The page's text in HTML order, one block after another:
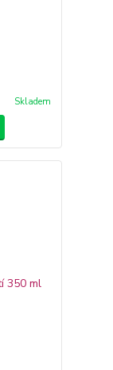
Skladem